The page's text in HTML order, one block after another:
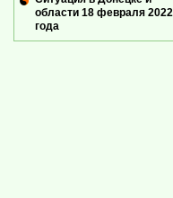
области 18 февраля 2022
года